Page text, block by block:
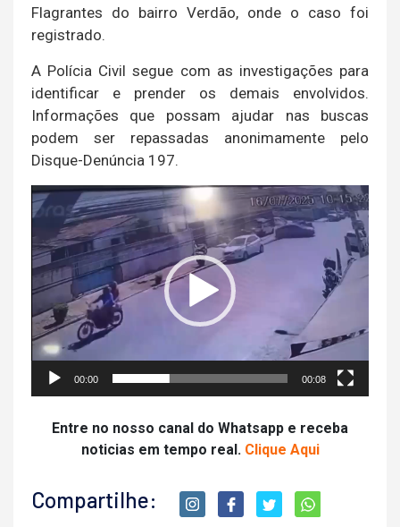
Flagrantes do bairro Verdão, onde o caso foi
registrado.
A Polícia Civil segue com as investigações para
identificar e prender os demais envolvidos.
Informações que possam ajudar nas buscas
podem ser repassadas anonimamente pelo
Disque-Denúncia 197.
Tocador
de
vídeo
00:00 00:08
Entre no nosso canal do Whatsapp e receba
noticias em tempo real. Clique Aqui
Compartilhe: